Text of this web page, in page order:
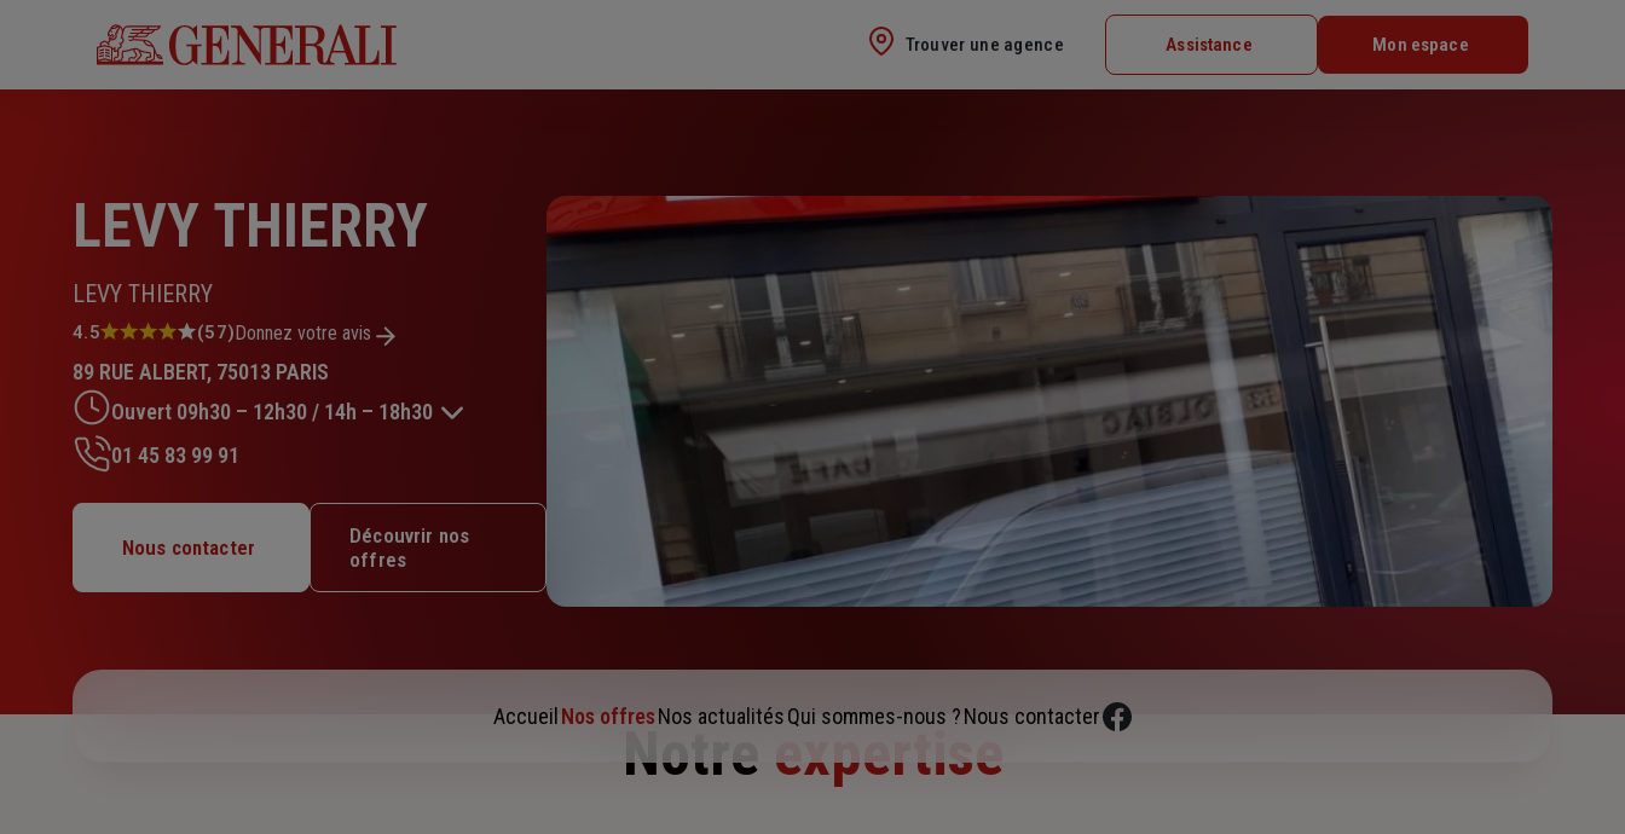
Trouver une agence Assistance Mon espace
LEVY THIERRY
LEVY THIERRY
Note
4.5
sur
5
étoiles
4.5 (57)Donnez votre avis
89 RUE ALBERT, 75013 PARIS
Ouvert 09h30 – 12h30 / 14h – 18h30
Mardi : 09h30 – 12h30 / 14h – 18h30
Mercredi : 09h30 – 12h30 / 14h – 18h30
Jeudi : 09h30 – 12h30 / 14h – 18h30
01 45 83 99 91
Nous contacter
Découvrir nos
offres
Accueil Nos offresNos actualitésQui sommes-nous ?Nous contacter
Notre expertise